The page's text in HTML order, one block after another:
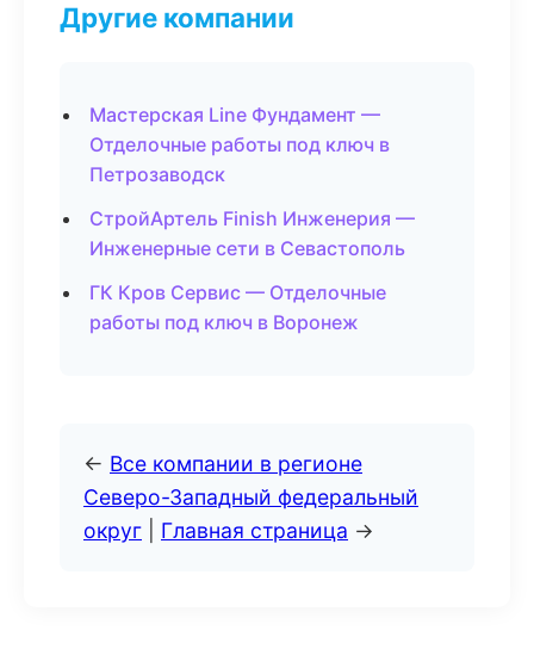
Другие компании
Мастерская Line Фундамент —
Отделочные работы под ключ в
Петрозаводск
СтройАртель Finish Инженерия —
Инженерные сети в Севастополь
ГК Кров Сервис — Отделочные
работы под ключ в Воронеж
← Все компании в регионе
Северо-Западный федеральный
округ
Главная страница →